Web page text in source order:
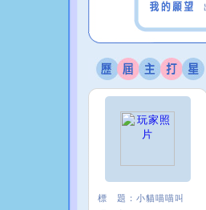
標 題： 小貓喵喵叫